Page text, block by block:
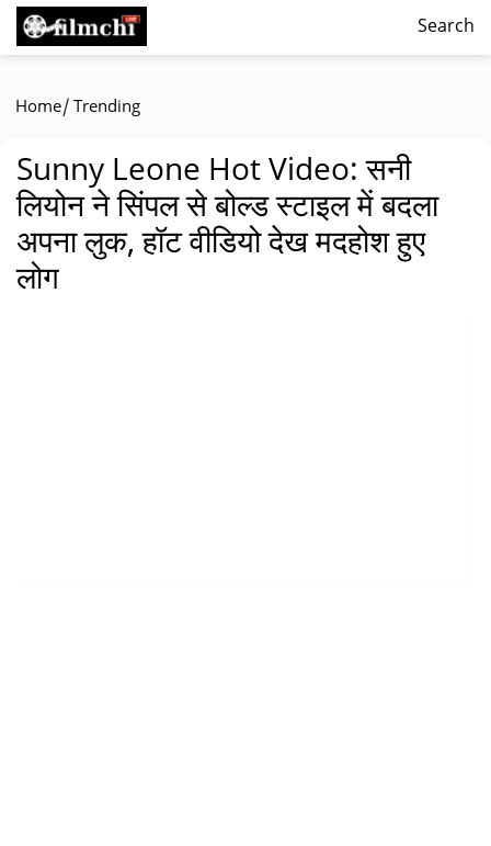
Search
Home/ Trending
Sunny Leone Hot Video: सनी
लियोन ने सिंपल से बोल्ड स्टाइल में बदला
अपना लुक, हॉट वीडियो देख मदहोश हुए
लोग